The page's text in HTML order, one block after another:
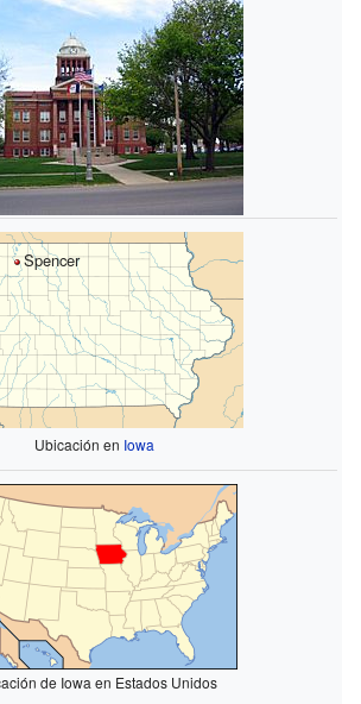
Spencer
Ubicación en Iowa
de Iowa en Estados Unidos